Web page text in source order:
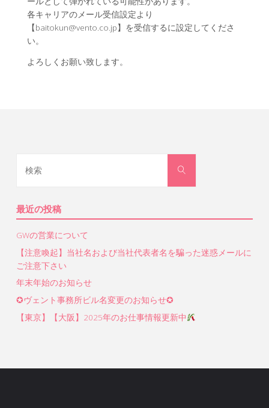
各キャリアのメール受信設定より
【baitokun@vento.co.jp】を受信するに設定してくださ
い。
よろしくお願い致します。
対
検
最近の投稿
GWの営業について
【注意喚起】当社名および当社代表者名を騙った迷惑メールに
ご注意下さい
年末年始のお知らせ
✪ヴェント事務所ビル名変更のお知らせ✪
【東京】【大阪】2025年のお仕事情報更新中